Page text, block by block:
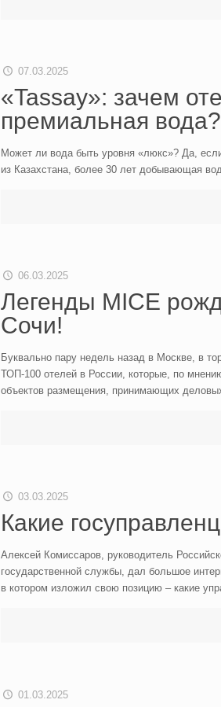
07.03.2025
«Tassay»: зачем
премиальная вода?
Может ли вода быть уровня «люкс»? Да,
из Казахстана, более 30 лет добывающая
06.03.2025
Легенды MICE
Сочи!
Буквально пару недель назад в Москве, в
ТОП-100 отелей в России, которые, по
объектов размещения, принимающих
03.03.2025
Какие
Алексей Комиссаров, руководитель
государственной службы, дал большое
в котором изложил свою позицию – какие
01.03.2025